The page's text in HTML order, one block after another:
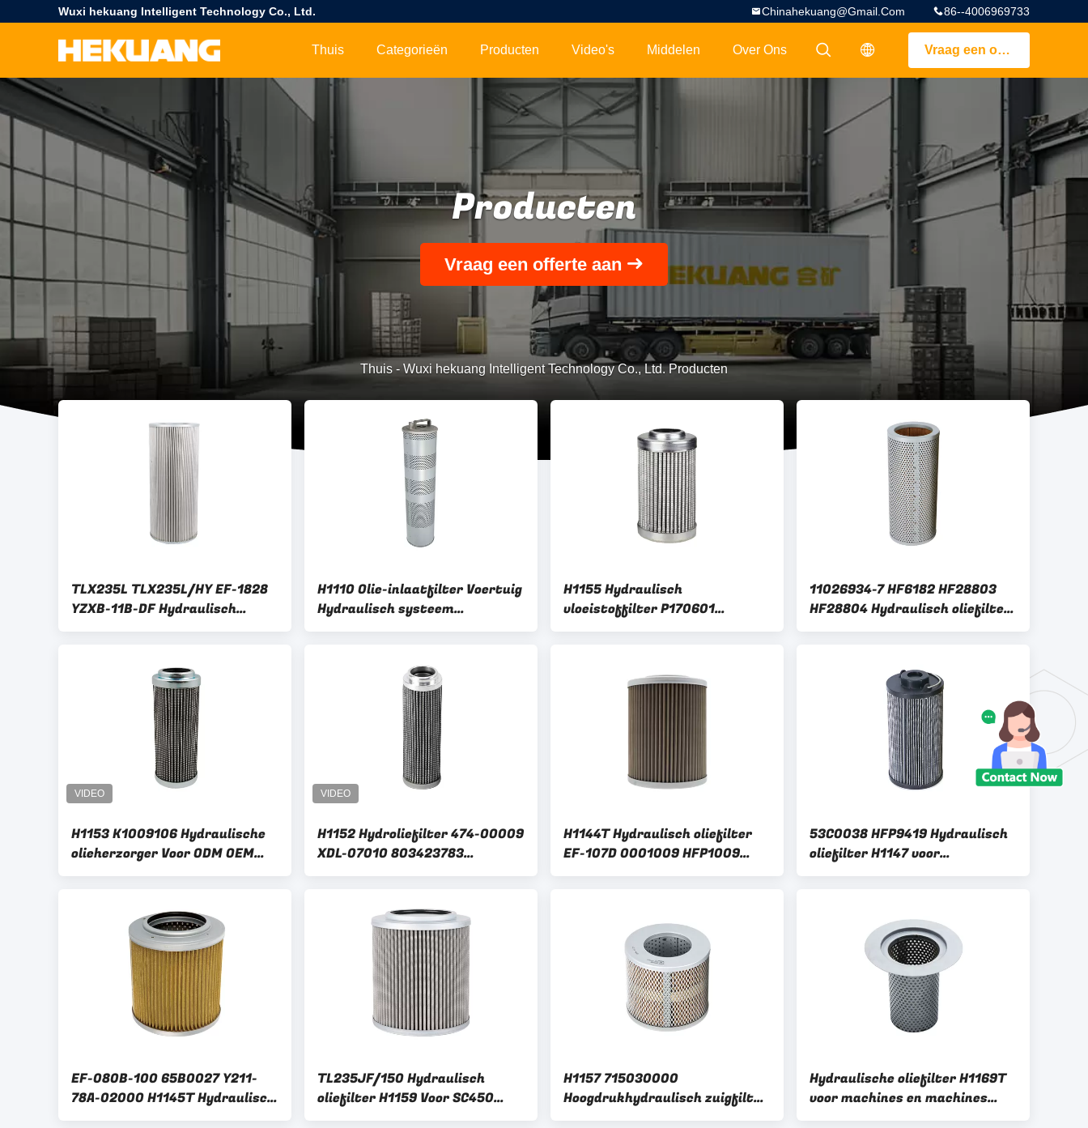
Wuxi hekuang Intelligent Technology Co., Ltd. 86--4006969733
Chinahekuang@gmail.com
Vraag een offerte aan
描述
Thuis Categorieën Producten Video's Middelen Over Ons
Producten
Vraag een offerte aan
Thuis - Wuxi hekuang Intelligent Technology Co., Ltd. Producten
TLX235L TLX235L/HY EF-1828
YZXB-11B-DF Hydraulisch
oliefilter H1109 Voor YC85-8
H1110 Olie-inlaatfilter Voertuig
Hydraulisch systeem
99804260080 65B0064 EF-
XGMA XG815 XG822
H1155 Hydraulisch
vloeistoffilter P170601
V3.0508-09Y 53C0710 Voor
11026934-7 HF6182 HF28803
HF28804 Hydraulisch oliefilter
H1156 Voor dieselvoertuigen
H1153 K1009106 Hydraulische
olieherzorger Voor ODM OEM
bouwmachines hyd systeem
H1152 Hydroliefilter 474-00009
XDL-07010 803423783
803183012 Hydraulische
Yuchai YC360-8
H1144T Hydraulisch oliefilter
EF-107D 0001009 HFP1009
voor W60 WE60 XGMA XG806
53C0038 HFP9419 Hydraulisch
oliefilter H1147 voor
dieselvoertuigen Hydraulisch
EF-080B-100 65B0027 Y211-
78A-02000 H1145T Hydraulisch
oliefilter voor XGMA XG821
TL235JF/150 Hydraulisch
oliefilter H1159 Voor SC450
SC485 Graafmachine
H1157 715030000
Hoogdrukhydraulisch zuigfilter
ODM OEM cartridge Hyd
Hydraulische oliefilter H1169T
voor machines en machines
Dieselvoertuigen